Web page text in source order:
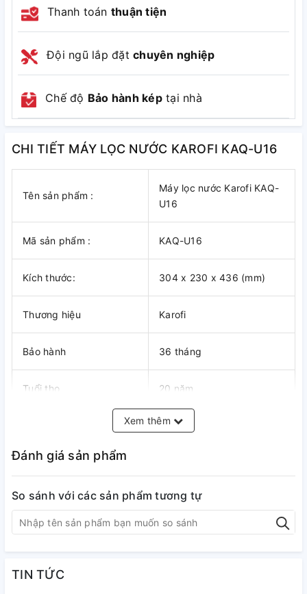
Thanh toán thuận tiện
Đội ngũ lắp đặt chuyên nghiệp
Chế độ Bảo hành képtại nhà
CHI TIẾT MÁY LỌC NƯỚC KAROFI KAQ-U16
Tên sản phẩm :
Máy lọc nước Karofi KAQ-
U16
Mã sản phẩm : KAQ-U16
Kích thước: 304 x 230 x 436 (mm)
Thương hiệu Karofi
Bảo hành 36 tháng
Tuổi thọ 20 năm
10 cấp
Mỹ
Nhựa thép Hybrid siêu
Xem thêm
Đánh giá sản phẩm
So sánh với các sản phẩm tương tự
TIN TỨC